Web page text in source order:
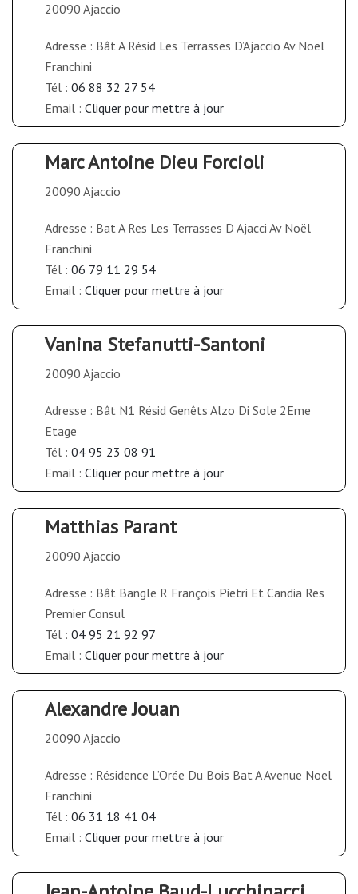
20090 Ajaccio
Adresse : Bât A Résid Les Terrasses D’Ajaccio Av Noël
Franchini
Tél : 06 88 32 27 54
Email : Cliquer pour mettre à jour
Marc Antoine Dieu Forcioli
20090 Ajaccio
Adresse : Bat A Res Les Terrasses D Ajacci Av Noël
Franchini
Tél : 06 79 11 29 54
Email : Cliquer pour mettre à jour
Vanina Stefanutti-Santoni
20090 Ajaccio
Adresse : Bât N1 Résid Genêts Alzo Di Sole 2Eme
Etage
Tél : 04 95 23 08 91
Email : Cliquer pour mettre à jour
Matthias Parant
20090 Ajaccio
Adresse : Bât Bangle R François Pietri Et Candia Res
Premier Consul
Tél : 04 95 21 92 97
Email : Cliquer pour mettre à jour
Alexandre Jouan
20090 Ajaccio
Adresse : Résidence L’Orée Du Bois Bat A Avenue Noel
Franchini
Tél : 06 31 18 41 04
Email : Cliquer pour mettre à jour